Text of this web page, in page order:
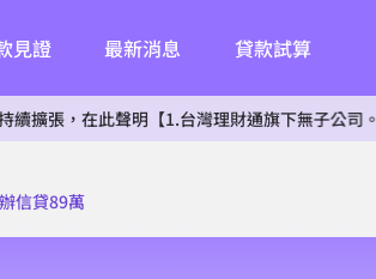
見證 最新消息 貸款試算
在此聲明【1.台灣理財通旗下無子公司。2.
信貸89萬